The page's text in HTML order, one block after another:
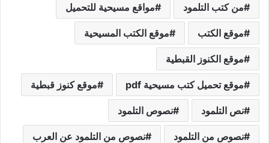
من كتب التلمود مواقع مسيحية للتحميل
موقع الكتب موقع الكتب المسيحية
موقع الكنوز القبطية
موقع تحميل كتب مسيحية pdf موقع كنوز قبطية
نص التلمود نصوص التلمود
نصوص من التلمود نصوص من التلمود عن العرب